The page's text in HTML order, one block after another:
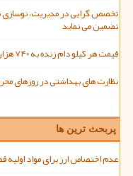
تخصص گرایی در مدیریت، نوسازی
تضمین می نماید
قیمت هر کیلو دام زنده به ۷۴۰ هزار تومان رسید
نظارت های بهداشتی در روزهای
پربحث ترین ها
عدم اختصاص ارز برای مواد اولیه